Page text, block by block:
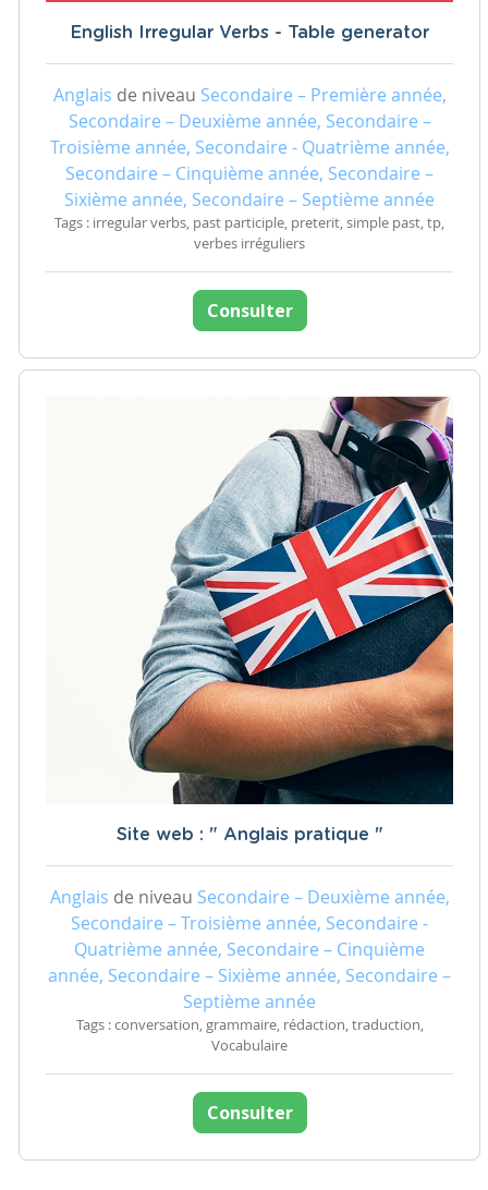
English Irregular Verbs - Table generator
Anglais de niveau Secondaire – Première année,
Secondaire – Deuxième année, Secondaire –
Troisième année, Secondaire - Quatrième année,
Secondaire – Cinquième année, Secondaire –
Sixième année, Secondaire – Septième année
Tags : irregular verbs, past participle, preterit, simple past, tp,
verbes irréguliers
Consulter
Site web : " Anglais pratique "
Anglais de niveau Secondaire – Deuxième année,
Secondaire – Troisième année, Secondaire -
Quatrième année, Secondaire – Cinquième
année, Secondaire – Sixième année, Secondaire –
Septième année
Tags : conversation, grammaire, rédaction, traduction,
Vocabulaire
Consulter